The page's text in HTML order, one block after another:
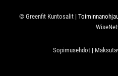
© Greenfit Kuntosalit |
Sopimusehdot|